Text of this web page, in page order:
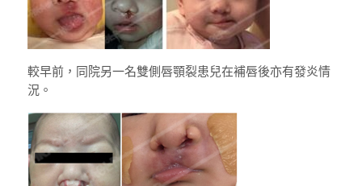
較早前，同院另一名雙側唇顎裂患兒在補唇後亦有發炎情
況。